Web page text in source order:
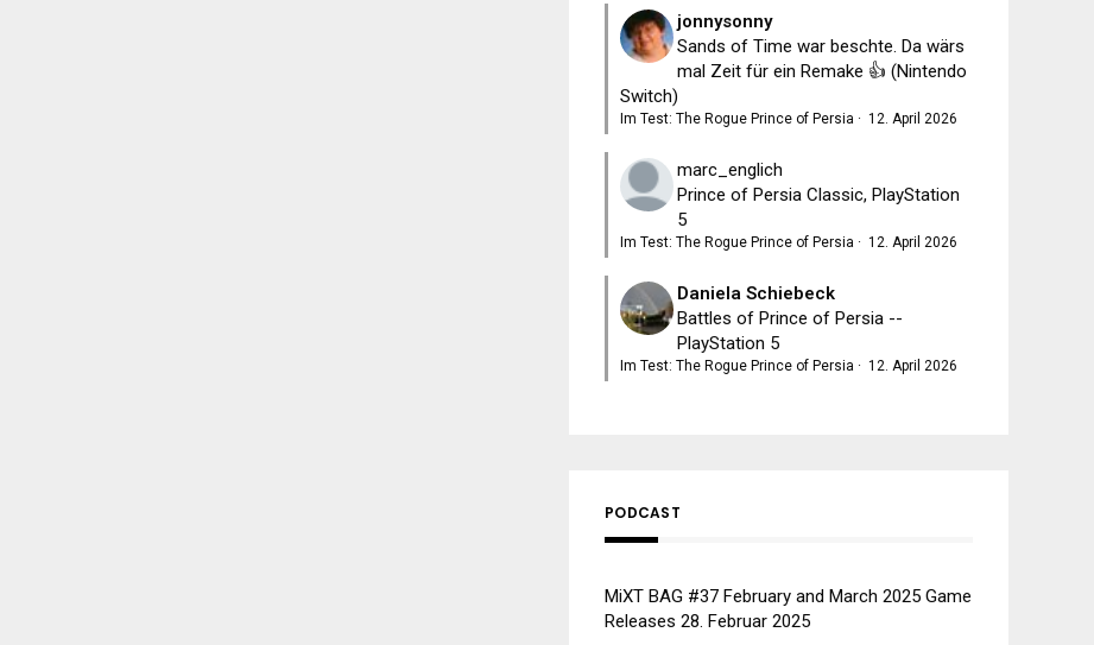
jonnysonny
Sands of Time war beschte. Da wärs
mal Zeit für ein Remake 👍 (Nintendo
Switch)
Im Test: The Rogue Prince of Persia · 12. April 2026
marc_englich
Prince of Persia Classic, PlayStation
5
Im Test: The Rogue Prince of Persia · 12. April 2026
Daniela Schiebeck
Battles of Prince of Persia --
PlayStation 5
Im Test: The Rogue Prince of Persia · 12. April 2026
PODCAST
MiXT BAG #37 February and March 2025 Game
Releases 28. Februar 2025